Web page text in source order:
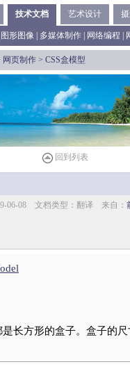
技术文档 艺术设计
图形图像 多媒体制作 网络编程
网页制作 > CSS盒模型
回到列表
06-08 文档类型：翻译 来自：
长方形的盒子。盒子的